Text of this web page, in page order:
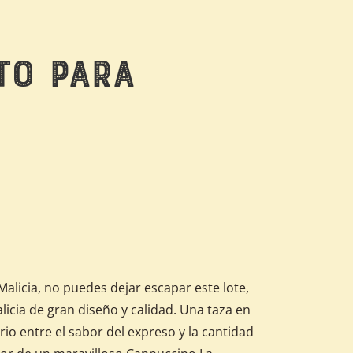
para
no puedes dejar escapar este lote,
de gran diseño y calidad. Una taza en
entre el sabor del expreso y la cantidad